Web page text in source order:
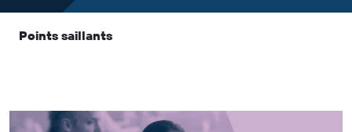
Points saillants